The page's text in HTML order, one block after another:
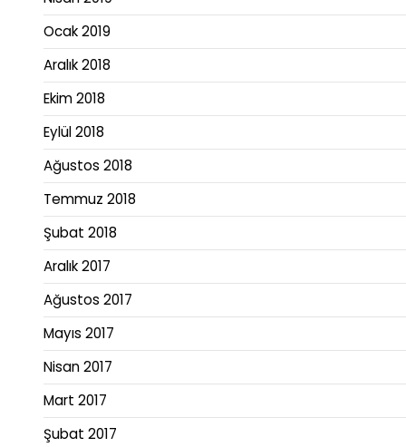
Ocak 2019
Aralık 2018
Ekim 2018
Eylül 2018
Ağustos 2018
Temmuz 2018
Şubat 2018
Aralık 2017
Ağustos 2017
Mayıs 2017
Nisan 2017
Mart 2017
Şubat 2017